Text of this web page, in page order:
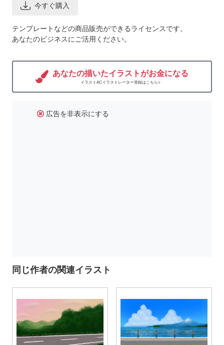
今すぐ購入
テンプレートなどの商品販売ができるライセンスです。
あなたのビジネスにご活用ください。
あなたの描いたイラストがお金になる
イラストACイラストレーター登録はこちら>
広告を非表示にする
同じ作者の関連イラスト